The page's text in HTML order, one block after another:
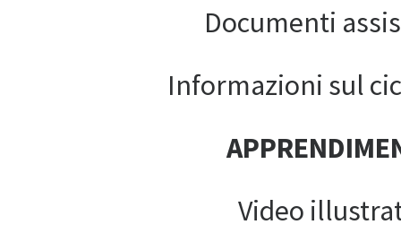
Documenti
Informazioni sul
Video